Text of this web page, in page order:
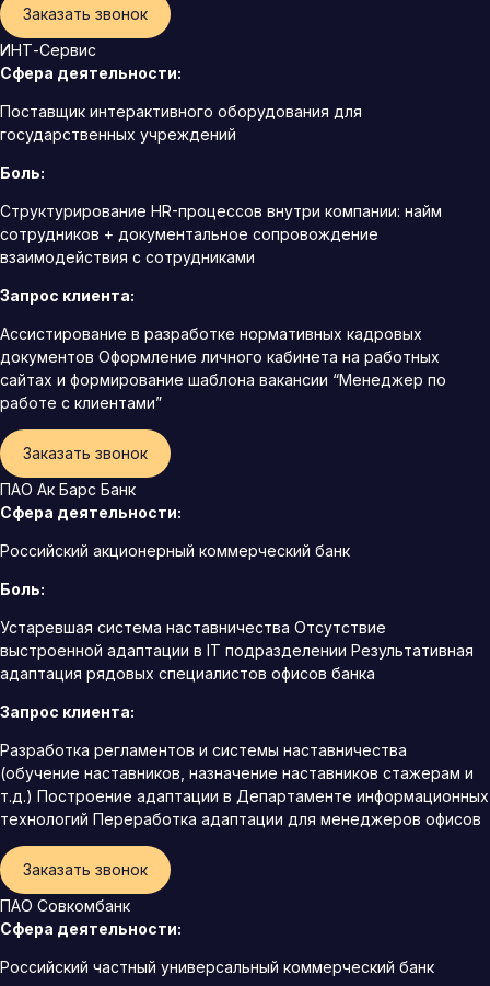
Заказать звонок
ИНТ-Сервис
Сфера деятельности:
Поставщик интерактивного оборудования для
государственных учреждений
Боль:
Структурирование HR-процессов внутри компании: найм
сотрудников + документальное сопровождение
взаимодействия с сотрудниками
Запрос клиента:
Ассистирование в разработке нормативных кадровых
документов Оформление личного кабинета на работных
сайтах и формирование шаблона вакансии “Менеджер по
работе с клиентами”
Заказать звонок
ПАО Ак Барс Банк
Сфера деятельности:
Российский акционерный коммерческий банк
Боль:
Устаревшая система наставничества Отсутствие
выстроенной адаптации в IT подразделении Результативная
адаптация рядовых специалистов офисов банка
Запрос клиента:
Разработка регламентов и системы наставничества
(обучение наставников, назначение наставников стажерам и
т.д.) Построение адаптации в Департаменте информационных
технологий Переработка адаптации для менеджеров офисов
Заказать звонок
ПАО Совкомбанк
Сфера деятельности:
Российский частный универсальный коммерческий банк